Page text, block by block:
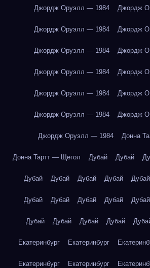
Джордж Оруэлл — 1984 Джордж
Джордж Оруэлл — 1984 Джордж
Джордж Оруэлл — 1984 Джордж
Джордж Оруэлл — 1984 Джордж
Джордж Оруэлл — 1984 Джордж
Джордж Оруэлл — 1984 Джордж
Джордж Оруэлл — 1984 Донна
Донна Тартт — Щегол Дубай Дубай
Дубай Дубай Дубай Дубай Дубай
Дубай Дубай Дубай Дубай Дубай
Дубай Дубай Дубай Дубай
Екатеринбург Екатеринбург
Екатеринбург Екатеринбург